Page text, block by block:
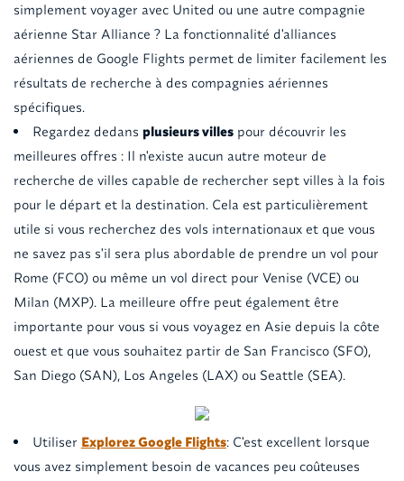
simplement voyager avec United ou une autre compagnie
aérienne Star Alliance ? La fonctionnalité d'alliances
aériennes de Google Flights permet de limiter facilement les
résultats de recherche à des compagnies aériennes
spécifiques.
Regardez dedans plusieurs villespour découvrir les
meilleures offres : Il n'existe aucun autre moteur de
recherche de villes capable de rechercher sept villes à la fois
pour le départ et la destination. Cela est particulièrement
utile si vous recherchez des vols internationaux et que vous
ne savez pas s'il sera plus abordable de prendre un vol pour
Rome (FCO) ou même un vol direct pour Venise (VCE) ou
Milan (MXP). La meilleure offre peut également être
importante pour vous si vous voyagez en Asie depuis la côte
ouest et que vous souhaitez partir de San Francisco (SFO),
San Diego (SAN), Los Angeles (LAX) ou Seattle (SEA).
Utiliser Explorez Google Flights: C'est excellent lorsque
vous avez simplement besoin de vacances peu coûteuses